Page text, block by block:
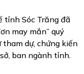
tỉnh Sóc Trăng đã
may mắn” quý
tham dự, chứng kiến
ban ngành tỉnh.